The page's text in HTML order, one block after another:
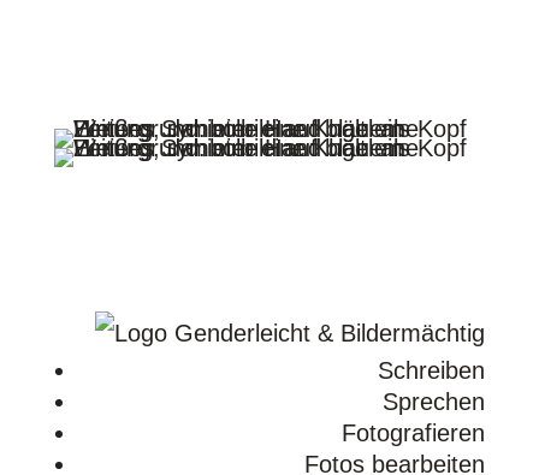
FolgenFolgenFolgenFolgen
Schreiben
Sprechen
Fotografieren
Fotos bearbeiten